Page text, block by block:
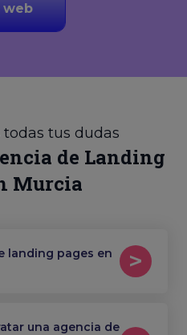
web
tus dudas
de Landing
Murcia
landing pages en
una agencia de